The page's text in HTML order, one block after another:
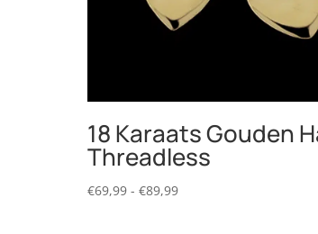
18 Karaats Gouden
Threadless
€69,99 - €89,99Prijsklasse: